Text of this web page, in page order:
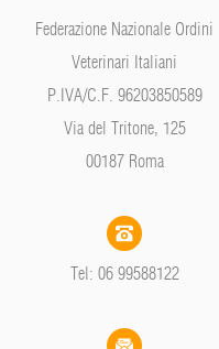
Federazione Nazionale Ordini
Veterinari Italiani
P.IVA/C.F. 96203850589
Via del Tritone, 125
00187 Roma
Tel: 06 99588122